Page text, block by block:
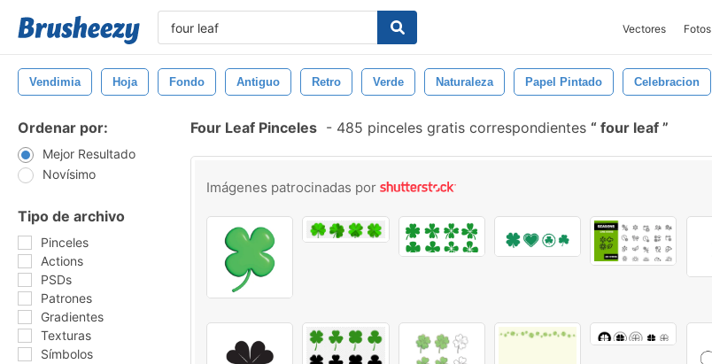
Vectores Fotos
Vendimia Hoja Fondo Antiguo Retro Verde Naturaleza Papel Pintado Celebracion
Ordenar por:
Mejor Resultado
Novísimo
Tipo de archivo
Pinceles
Actions
PSDs
Patrones
Gradientes
Texturas
Símbolos
Four Leaf Pinceles - 485 pinceles gratis correspondientes four leaf
Imágenes patrocinadas por